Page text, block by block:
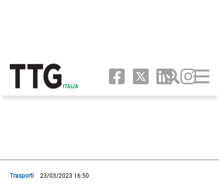
Trasporti 23/03/2023 16:50